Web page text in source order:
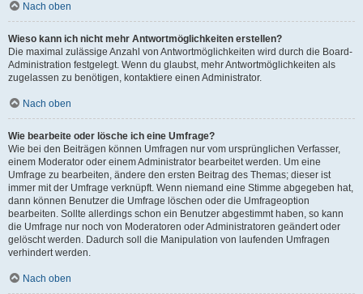
Nach oben
Wieso kann ich nicht mehr Antwortmöglichkeiten erstellen?
Die maximal zulässige Anzahl von Antwortmöglichkeiten wird durch die Board-
Administration festgelegt. Wenn du glaubst, mehr Antwortmöglichkeiten als
zugelassen zu benötigen, kontaktiere einen Administrator.
Nach oben
Wie bearbeite oder lösche ich eine Umfrage?
Wie bei den Beiträgen können Umfragen nur vom ursprünglichen Verfasser,
einem Moderator oder einem Administrator bearbeitet werden. Um eine
Umfrage zu bearbeiten, ändere den ersten Beitrag des Themas; dieser ist
immer mit der Umfrage verknüpft. Wenn niemand eine Stimme abgegeben hat,
dann können Benutzer die Umfrage löschen oder die Umfrageoption
bearbeiten. Sollte allerdings schon ein Benutzer abgestimmt haben, so kann
die Umfrage nur noch von Moderatoren oder Administratoren geändert oder
gelöscht werden. Dadurch soll die Manipulation von laufenden Umfragen
verhindert werden.
Nach oben